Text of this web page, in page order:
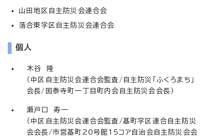
山田地区自主防災会連合会
落合東学区自主防災会連合会
個人
木谷 隆
（中区自主防災会連合会監査/自主防災「ふくろまち」
会長/国泰寺町一丁目町内会自主防災会会長）
瀬戸口 寿一
（中区自主防災会連合会監査/基町学区連合自主防災
会会長/市営基町20号館15コア自治会自主防災会会